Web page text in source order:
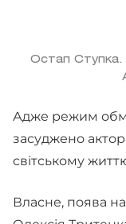
Остап
Адже режим
засуджено
світському
Власне, поява